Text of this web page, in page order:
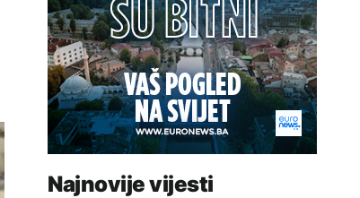
Najnovije vijesti